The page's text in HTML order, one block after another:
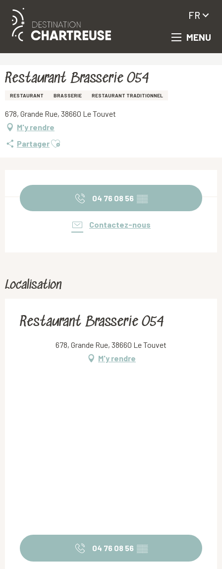
Aller
principal
MENU
FR
Restaurant Brasserie O54
RESTAURANT BRASSERIE RESTAURANT TRADITIONNEL
678, Grande Rue, 38660 Le Touvet
M'y rendre
PartagerAjouter aux favoris
04 76 08 56 ▒▒
Contactez-nous
Localisation
Restaurant Brasserie O54
678, Grande Rue, 38660 Le Touvet
M'y rendre
04 76 08 56 ▒▒